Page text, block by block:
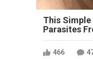
This
Parasites
466